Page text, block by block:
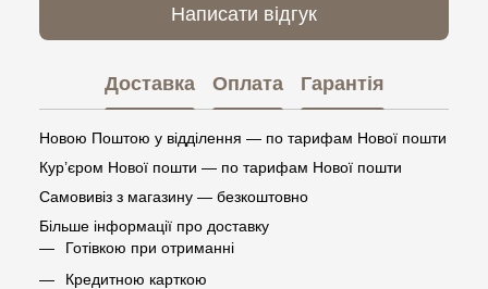
Написати відгук
Доставка Оплата Гарантія
Новою Поштою у відділення — по тарифам Нової пошти
Кур’єром Нової пошти — по тарифам Нової пошти
Самовивіз з магазину — безкоштовно
Більше інформації про доставку
Готівкою при отриманні
Кредитною карткою